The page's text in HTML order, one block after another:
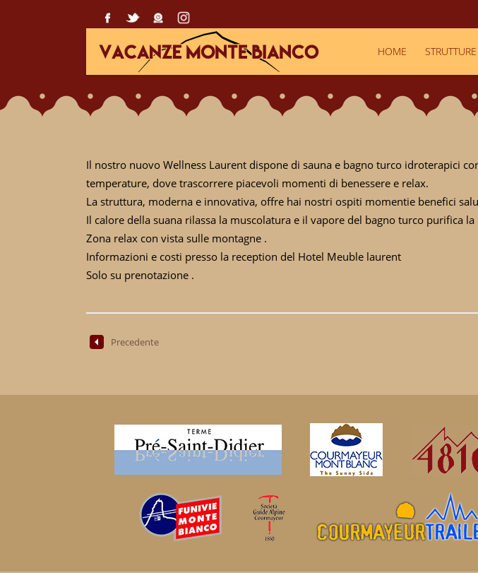
HOME STRUTTURE
Il nostro nuovo Wellness Laurent dispone di sauna e bagno turco idroterapici
temperature, dove trascorrere piacevoli momenti di benessere e relax.
La struttura, moderna e innovativa, offre hai nostri ospiti momentie benefici
Il calore della suana rilassa la muscolatura e il vapore del bagno turco purifica la
Zona relax con vista sulle montagne .
Informazioni e costi presso la reception del Hotel Meuble laurent
Solo su prenotazione .
Precedente